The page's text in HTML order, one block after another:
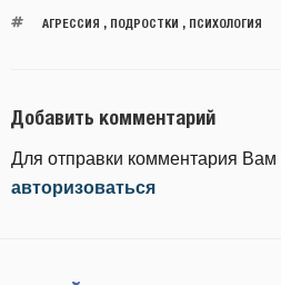
АГРЕССИЯ , ПОДРОСТКИ , ПСИХОЛОГИЯ
Добавить комментарий
Для отправки комментария
авторизоваться